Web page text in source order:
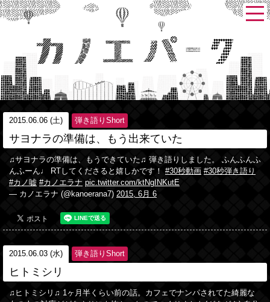
2015.06.06 (土) 弾き語りShort
サヨナラの準備は、もう出来ていた
♫サヨナラの準備は、もうできていた♫ 弾き語りしました。 ふんふんふ
んふーん♩ RTしてくださると嬉しかです！ #30秒動画 #30秒弾き語り
#カノ嘘 #カノエラナ pic.twitter.com/ktNgINKutE
— カノエラナ (@kanoerana7) 2015, 6月 6
2015.06.03 (水) 弾き語りShort
ヒトミシリ
♫ヒトミシリ♫ 1ヶ月半くらい前の話。カフェでナンパされてた綺麗な